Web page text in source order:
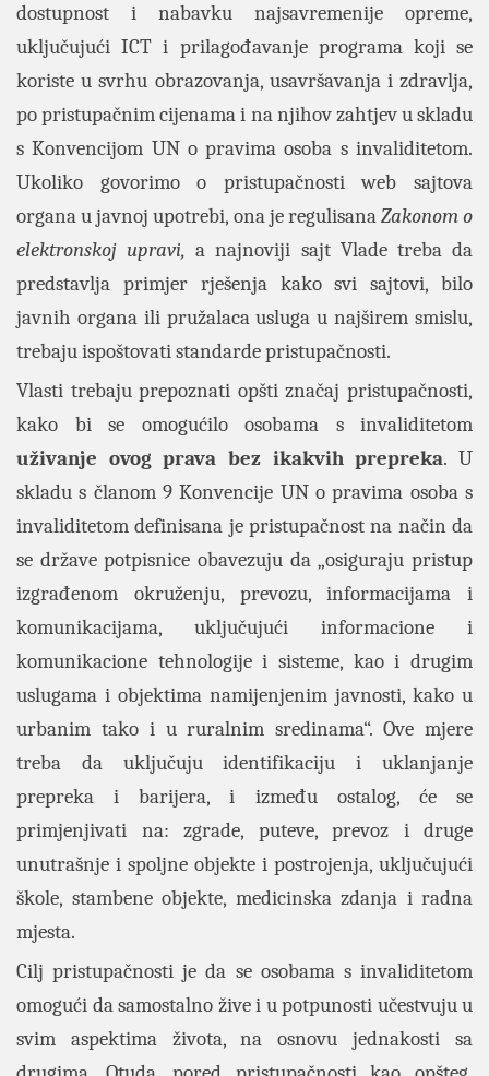
dostupnost i nabavku najsavremenije opreme,
uključujući ICT i prilagođavanje programa koji se
koriste u svrhu obrazovanja, usavršavanja i zdravlja,
po pristupačnim cijenama i na njihov zahtjev u skladu
s Konvencijom UN o pravima osoba s invaliditetom.
Ukoliko govorimo o pristupačnosti web sajtova
organa u javnoj upotrebi, ona je regulisanaZakonom o
elektronskoj upravi, a najnoviji sajt Vlade treba da
predstavlja primjer rješenja kako svi sajtovi, bilo
javnih organa ili pružalaca usluga u najširem smislu,
trebaju ispoštovati standarde pristupačnosti.
Vlasti trebaju prepoznati opšti značaj pristupačnosti,
kako bi se omogućilo osobama s invaliditetom
uživanje ovog prava bez ikakvih prepreka. U
skladu s članom 9 Konvencije UN o pravima osoba s
invaliditetom definisana je pristupačnost na način da
se države potpisnice obavezuju da „osiguraju pristup
izgrađenom okruženju, prevozu, informacijama i
komunikacijama, uključujući informacione i
komunikacione tehnologije i sisteme, kao i drugim
uslugama i objektima namijenjenim javnosti, kako u
urbanim tako i u ruralnim sredinama“. Ove mjere
treba da uključuju identifikaciju i uklanjanje
prepreka i barijera, i između ostalog, će se
primjenjivati na: zgrade, puteve, prevoz i druge
unutrašnje i spoljne objekte i postrojenja, uključujući
škole, stambene objekte, medicinska zdanja i radna
mjesta.
Cilj pristupačnosti je da se osobama s invaliditetom
omogući da samostalno žive i u potpunosti učestvuju u
svim aspektima života, na osnovu jednakosti sa